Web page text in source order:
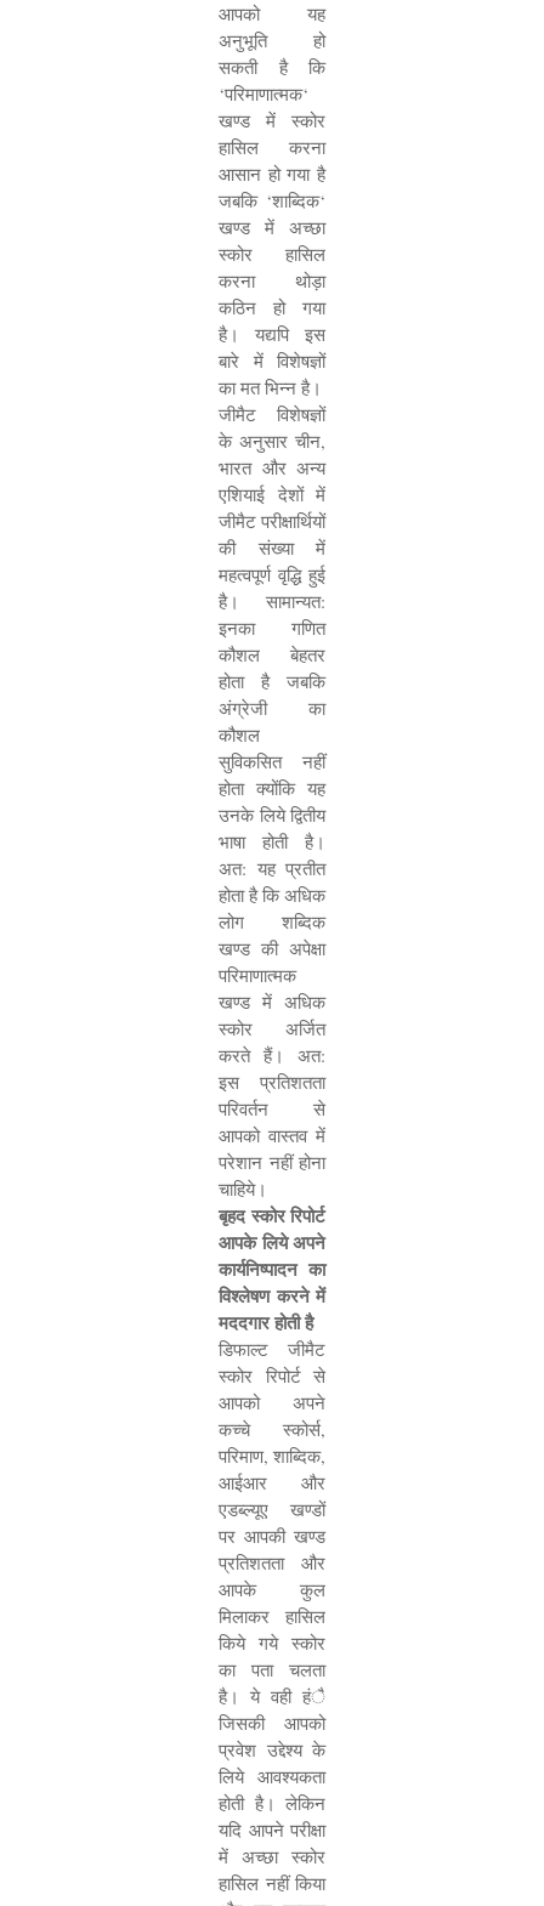
आपको यह
अनुभूति हो
सकती है कि
‘परिमाणात्मक‘
खण्ड में स्कोर
हासिल करना
आसान हो गया है
जबकि ‘शाब्दिक‘
खण्ड में अच्छा
स्कोर हासिल
करना थोड़ा
कठिन हो गया
है। यद्यपि इस
बारे में विशेषज्ञों
का मत भिन्न है।
जीमैट विशेषज्ञों
के अनुसार चीन,
भारत और अन्य
एशियाई देशों में
जीमैट परीक्षार्थियों
की संख्या में
महत्वपूर्ण वृद्धि हुई
है। सामान्यत:
इनका गणित
कौशल बेहतर
होता है जबकि
अंग्रेजी का
कौशल
सुविकसित नहीं
होता क्योंकि यह
उनके लिये द्वितीय
भाषा होती है।
अत: यह प्रतीत
होता है कि अधिक
लोग शब्दिक
खण्ड की अपेक्षा
परिमाणात्मक
खण्ड में अधिक
स्कोर अर्जित
करते हैं। अत:
इस प्रतिशतता
परिवर्तन से
आपको वास्तव में
परेशान नहीं होना
चाहिये।
बृहद स्कोर रिपोर्ट
आपके लिये अपने
कार्यनिष्पादन का
विश्लेषण करने में
मददगार होती है
डिफाल्ट जीमैट
स्कोर रिपोर्ट से
आपको अपने
कच्चे स्कोर्स,
परिमाण, शाब्दिक,
आईआर और
एडब्ल्यूए खण्डों
पर आपकी खण्ड
प्रतिशतता और
आपके कुल
मिलाकर हासिल
किये गये स्कोर
का पता चलता
है। ये वही हंै
जिसकी आपको
प्रवेश उद्देश्य के
लिये आवश्यकता
होती है। लेकिन
यदि आपने परीक्षा
में अच्छा स्कोर
हासिल नहीं किया